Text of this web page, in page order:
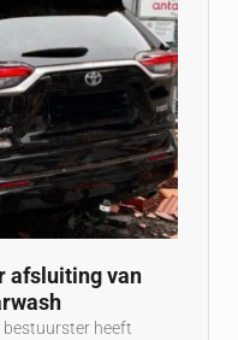
afsluiting van
bestuurster heeft